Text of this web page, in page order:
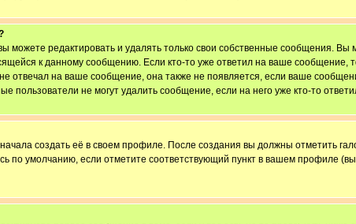
редактировать и удалять только свои собственные сообщения.
к данному сообщению. Если кто-то уже ответил на ваше сообщение,
отвечал на ваше сообщение, она также не появляется, если ваше
пользователи не могут удалить сообщение, если на него уже кто-то
создать её в своем профиле. После создания вы должны отметить
по умолчанию, если отметите соответствующий пункт в вашем профиле